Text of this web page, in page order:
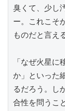
臭くて、少し
ー。これこそ
ものだと言え
「なぜ火星
か」といった
るだろう。し
合性を問うこ